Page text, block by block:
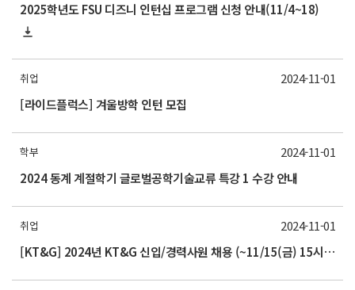
2025학년도 FSU 디즈니 인턴십 프로그램 신청 안내(11/4~18)
취업
[라이드플럭스] 겨울방학 인턴 모집
2024-11-01
학부
2024 동계 계절학기 글로벌공학기술교류 특강 1 수강 안내
2024-11-01
취업
[KT&G] 2024년 KT&G 신입/경력사원 채용 (~11/15(금) 15시까지)
2024-11-01